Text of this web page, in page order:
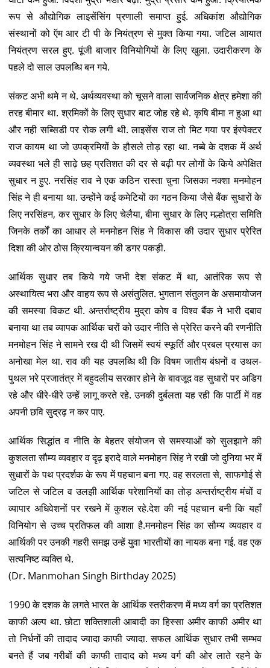
रूप से औद्योगिक लाइसेंसिंग प्रणाली समाप्त हुई. अधिकांश औद्योगिक
संस्थानों को ऍम आर टी पी के नियंत्रण से मुक्त किया गया. जटिल आयात
नियंत्रण सरल हुए. पूंजी बाजार विनियोगियों के लिए खुला. उदारीकरण के
पहले दो साल उपलब्धि बन गये.
संकट अभी थमे न थे. अर्थव्यवस्था को चूसने वाला सार्वजनिक क्षेत्र हमेशा की
तरह बीमार था. श्रमिकों के लिए सुधार बाट जोह रहे थे. कृषि बीमा न हुआ था
और नही सब्सिडी पर रोक लगी थी. लाइसेंस राज तो मिट गया पर इंस्पेक्टर
राज कायम था जो उपक्रमियों के हौसले तोड़ रहा था. नब्बे के दशक में अर्थ
व्यवस्था भले ही साढ़े छह प्रतिशत की दर से बढ़ी पर लोगों के किये अपेक्षित
सुधार न हुए. नरसिंह राव ने एक कठिन रास्ता चुना जिसका नक्शा मनमोहन
सिंह ने ही बनाया था. उन्होंने कई कमेटियों का गठन किया जैसे बैंक सुधारों के
लिए नरसिंहन, कर सुधार के लिए चेलैया, बीमा सुधार के लिए मल्होत्रा समिति
जिनके तर्कों का आधार ले मनमोहन सिंह ने विकास की उदार सुधार प्रेरित
दिशा की ओर ठोस क्रियान्वयन की डगर पकड़ी.
आर्थिक सुधार तब किये गये जभी देश संकट में था, आतंरिक रूप से
अस्थायित्व भरा और वाहय रूप से असंतुलित. भुगतान संतुलन के असमायोजन
की समस्या विकट थी. अन्तर्राष्ट्रीय मुद्रा कोष व विश्व बैंक ने भारी दबाव
बनाया था तब व्यापक आर्थिक चरों को उदार नीति से प्रेरित करने की रणनीति
मनमोहन सिंह ने सामने रख दी थी जिसमें स्वयं स्फूर्ति और प्रबल प्रयास का
अनोखा मेल था. राव की यह उपलब्धि थी कि विषम जातीय बंधनों व उथल-
पुथल भरे प्रजातंत्र में बहुदलीय सरकार होने के बावजूद वह सुधारों पर अडिग
रहे और धीरे-धीरे उन्हें लागू करते रहे. उनकी दुर्बलता यह रही कि पार्टी में वह
अपनी छवि सुद्रढ़ न कर पाए.
आर्थिक सिद्धांत व नीति के बेहतर संयोजन से समस्याओं को सुलझाने की
कुशलता सौम्य व्यवहार व दृढ़ इरादे वाले मनमोहन सिंह ने रखी जो दुनिया भर में
सुधारों के पथ प्रदर्शक के रूप में पहचान बना गए. वह सरलता से, साफगोई से
जटिल से जटिल व उलझी आर्थिक परेशानियों का तोड़ अन्तर्राष्ट्रीय मंचों व
व्यापार अधिवेशनों पर रखने में कुशल रहे.देश की नई पहचान बनी कि यहाँ
विनियोग से उच्च प्रतिफल की आशा है.मनमोहन सिंह का सौम्य व्यवहार व
आर्थिकी पर उनकी गहरी समझ उन्हें युवा भारतीयों का नायक बना गई. वह एक
सत्यनिष्ट व्यक्ति थे.
(Dr. Manmohan Singh Birthday 2025)
1990 के दशक के लगते भारत के आर्थिक स्तरीकरण में मध्य वर्ग का प्रतिशत
काफी अल्प था. छोटा शक्तिशाली आबादी का हिस्सा अमीर काफी अमीर था
तो निर्धनों की तादाद ज्यादा काफी ज्यादा. सफल आर्थिक सुधार तभी सम्भव
बनते हैं जब गरीबों की काफी तादाद को मध्य वर्ग की ओर लाते रहने के